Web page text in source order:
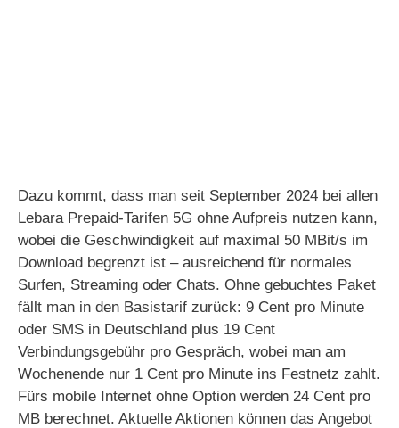
Dazu kommt, dass man seit September 2024 bei allen
Lebara Prepaid-Tarifen 5G ohne Aufpreis nutzen kann,
wobei die Geschwindigkeit auf maximal 50 MBit/s im
Download begrenzt ist – ausreichend für normales
Surfen, Streaming oder Chats. Ohne gebuchtes Paket
fällt man in den Basistarif zurück: 9 Cent pro Minute
oder SMS in Deutschland plus 19 Cent
Verbindungsgebühr pro Gespräch, wobei man am
Wochenende nur 1 Cent pro Minute ins Festnetz zahlt.
Fürs mobile Internet ohne Option werden 24 Cent pro
MB berechnet. Aktuelle Aktionen können das Angebot